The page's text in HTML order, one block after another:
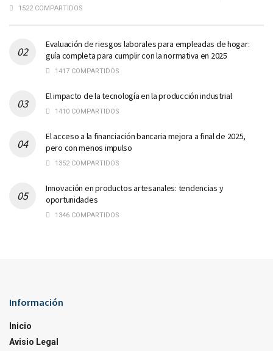
1522 COMPARTIDOS
Evaluación de riesgos laborales para empleadas de hogar:
guía completa para cumplir con la normativa en 2025
1417 COMPARTIDOS
El impacto de la tecnología en la producción industrial
1410 COMPARTIDOS
El acceso a la financiación bancaria mejora a final de 2025,
pero con menos impulso
1352 COMPARTIDOS
Innovación en productos artesanales: tendencias y
oportunidades
1346 COMPARTIDOS
Información
Inicio
Avisio Legal